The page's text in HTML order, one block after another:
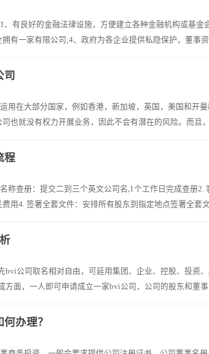
、有良好的金融法律设施，方便建立各种金融机构或基
有一家有限公司;4、政府为各企业提供私隐保护，董事
司
用在大部分国家，例如香港，新加坡，英国，美国和开
也就没有权力开展业务，因此不会有潜在的风险。而且
程
称查册：提交二到三个英文公司名,1个工作日完成查册
用4. 签署全套文件：安排所有股东到指定地点签署全套
bvi公司取名相对自由，可延用集团、企业、控股、投资
方面，一人即可申请成立一家bvi公司，公司的股东和董
办理？